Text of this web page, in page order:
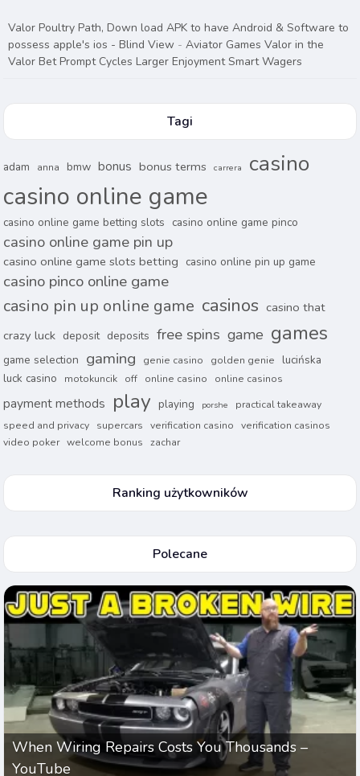
Valor Poultry Path, Down load APK to have Android & Software to
possess apple's ios - Blind View -Aviator Games Valor in the
Valor Bet Prompt Cycles Larger Enjoyment Smart Wagers
Tagi
adam anna bmw bonus bonus terms carrera casino
casino online game
casino online game betting slots casino online game pinco
casino online game pin up
casino online game slots betting casino online pin up game
casino pinco online game
casino pin up online game casinos casino that
crazy luck deposit deposits free spins game games
game selection gaming genie casino golden genie
lucińska
luck casino
motokuncik off online casino online casinos
payment methods play playing porshe
practical takeaway
speed and privacy
supercars verification casino
verification casinos
video poker welcome bonus zachar
Ranking użytkowników
Polecane
When Wiring Repairs Costs You Thousands –
YouTube